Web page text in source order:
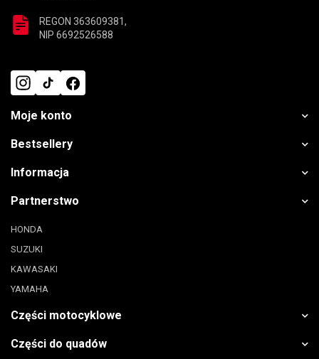
REGON 363609381,
NIP 6692526588
Moje konto
Bestsellery
Informacja
Partnerstwo
HONDA
SUZUKI
KAWASAKI
YAMAHA
Części motocyklowe
Części do quadów